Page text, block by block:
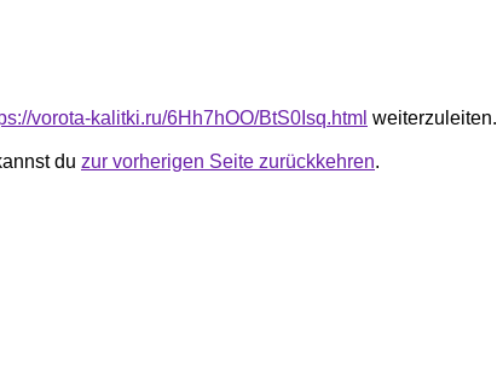
vorota-kalitki.ru/6Hh7hOO/BtS0Isq.html weiterzuleiten.
du zur vorherigen Seite zurückkehren.